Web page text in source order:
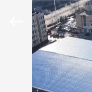
HUIS
PRODUCTEN